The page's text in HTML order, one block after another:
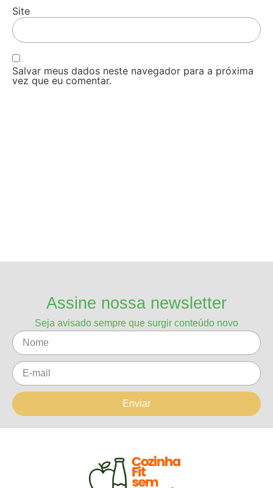
Site
Salvar meus dados neste navegador para a próxima
vez que eu comentar.
Assine nossa newsletter
Seja avisado sempre que surgir conteúdo novo
Enviar